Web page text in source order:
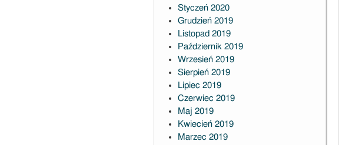
Styczeń 2020
Grudzień 2019
Listopad 2019
Październik 2019
Wrzesień 2019
Sierpień 2019
Lipiec 2019
Czerwiec 2019
Maj 2019
Kwiecień 2019
Marzec 2019